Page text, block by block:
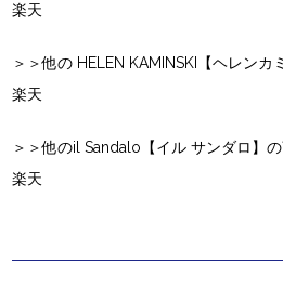
楽天
＞＞他の HELEN KAMINSKI【ヘレン
楽天
＞＞他のil Sandalo【イル サンダロ】
楽天